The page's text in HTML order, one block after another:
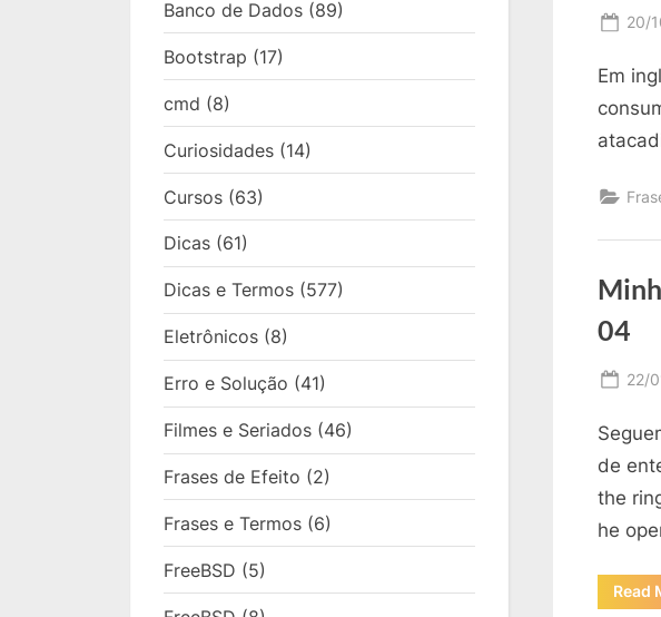
20/
Em
04
22/
de
the
he
Read
Banco de Dados (89)
Bootstrap (17)
cmd (8)
Curiosidades (14)
Cursos (63)
Dicas (61)
Dicas e Termos (577)
Eletrônicos (8)
Erro e Solução (41)
Filmes e Seriados (46)
Frases de Efeito (2)
Frases e Termos (6)
FreeBSD (5)